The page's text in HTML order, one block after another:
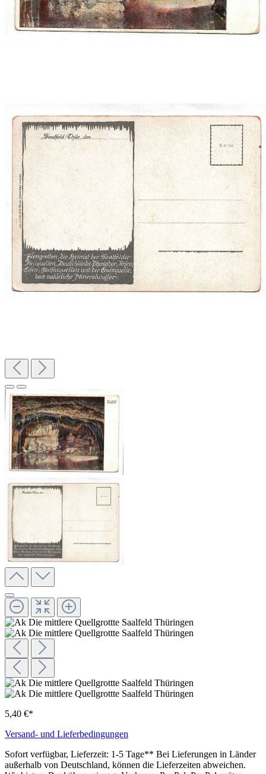
5,40 €*
Versand- und Lieferbedingungen
Sofort verfügbar, Lieferzeit: 1-5 Tage** Bei Lieferungen in Länder
außerhalb von Deutschland, können die Lieferzeiten abweichen.